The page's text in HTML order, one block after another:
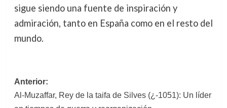
sigue siendo una fuente de inspiración y
admiración, tanto en España como en el resto del
mundo.
Navegación
de
Anterior:
Al-Muzaffar, Rey de la taifa de Silves (¿-1051): Un líder